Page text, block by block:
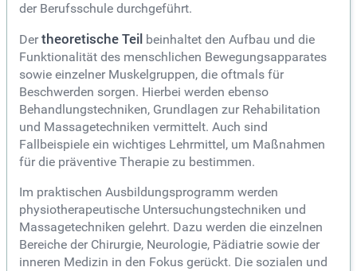
der Berufsschule durchgeführt.
Dertheoretische Teil beinhaltet den Aufbau und die
Funktionalität des menschlichen Bewegungsapparates
sowie einzelner Muskelgruppen, die oftmals für
Beschwerden sorgen. Hierbei werden ebenso
Behandlungstechniken, Grundlagen zur Rehabilitation
und Massagetechniken vermittelt. Auch sind
Fallbeispiele ein wichtiges Lehrmittel, um Maßnahmen
für die präventive Therapie zu bestimmen.
Im praktischen Ausbildungsprogramm werden
physiotherapeutische Untersuchungstechniken und
Massagetechniken gelehrt. Dazu werden die einzelnen
Bereiche der Chirurgie, Neurologie, Pädiatrie sowie der
inneren Medizin in den Fokus gerückt. Die sozialen und